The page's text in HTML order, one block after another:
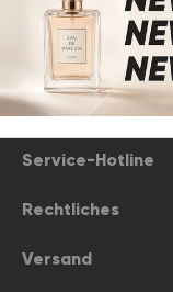
Service-Hotline
Rechtliches
Versand